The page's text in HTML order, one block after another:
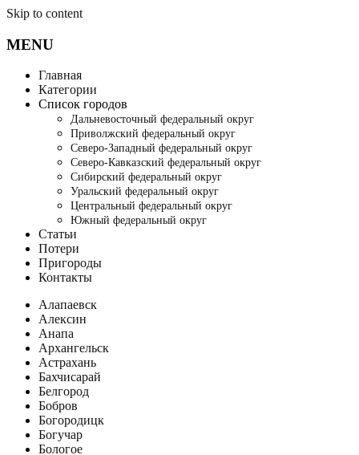
Skip to content
MENU
Главная
Категории
Список городов
Дальневосточный федеральный округ
Приволжский федеральный округ
Северо-Западный федеральный округ
Северо-Кавказский федеральный округ
Сибирский федеральный округ
Уральский федеральный округ
Центральный федеральный округ
Южный федеральный округ
Статьи
Потери
Пригороды
Контакты
Алапаевск
Алексин
Анапа
Архангельск
Астрахань
Бахчисарай
Белгород
Бобров
Богородицк
Богучар
Бологое